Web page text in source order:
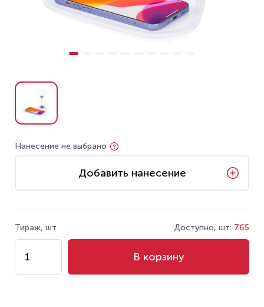
Нанесение не выбрано
Добавить нанесение
Тираж, шт Доступно, шт: 765
В корзину